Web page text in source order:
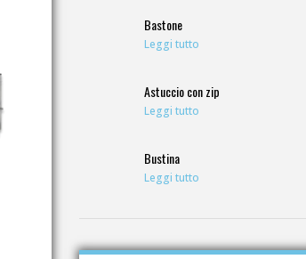
Bastone
Leggi tutto
Astuccio con zip
Leggi tutto
Bustina
Leggi tutto